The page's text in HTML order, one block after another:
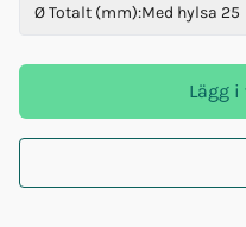
Ø Totalt (mm):Med hylsa 25
Lägg